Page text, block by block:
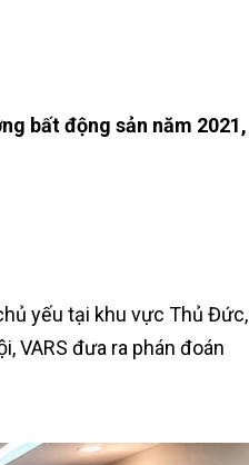
bất động sản năm 2021,
yếu tại khu vực Thủ Đức,
VARS đưa ra phán đoán